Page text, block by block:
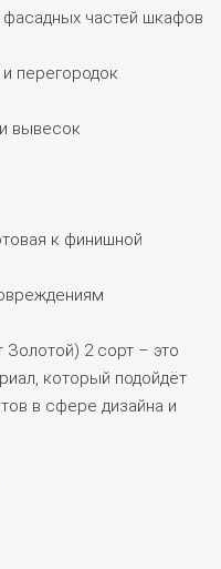
частей шкафов
перегородок
вывесок
к финишной
2 сорт – это
который подойдёт
в сфере дизайна и